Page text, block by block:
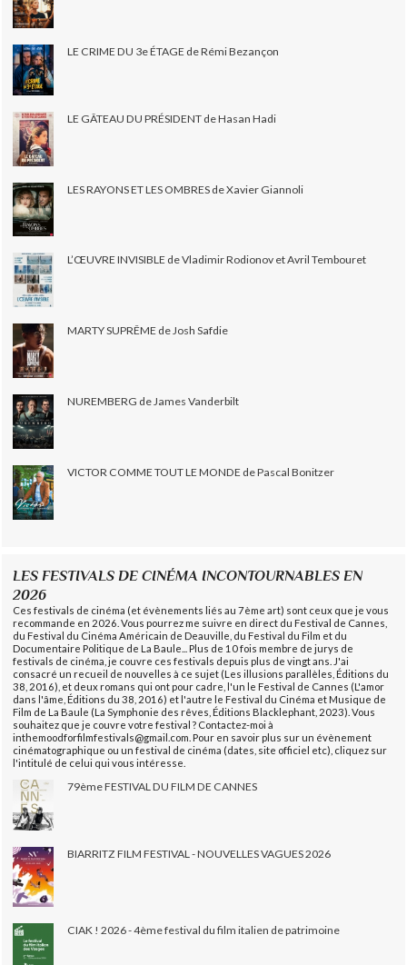
LE CRIME DU 3e ÉTAGE de Rémi Bezançon
LE GÂTEAU DU PRÉSIDENT de Hasan Hadi
LES RAYONS ET LES OMBRES de Xavier Giannoli
L’ŒUVRE INVISIBLE de Vladimir Rodionov et Avril Tembouret
MARTY SUPRÊME de Josh Safdie
NUREMBERG de James Vanderbilt
VICTOR COMME TOUT LE MONDE de Pascal Bonitzer
LES FESTIVALS DE CINÉMA INCONTOURNABLES EN
2026
Ces festivals de cinéma (et évènements liés au 7ème art) sont ceux que je vous
recommande en 2026. Vous pourrez me suivre en direct du Festival de Cannes,
du Festival du Cinéma Américain de Deauville, du Festival du Film et du
Documentaire Politique de La Baule... Plus de 10 fois membre de jurys de
festivals de cinéma, je couvre ces festivals depuis plus de vingt ans. J'ai
consacré un recueil de nouvelles à ce sujet (Les illusions parallèles, Éditions du
38, 2016), et deux romans qui ont pour cadre, l'un le Festival de Cannes (L'amor
dans l'âme, Éditions du 38, 2016) et l'autre le Festival du Cinéma et Musique de
Film de La Baule (La Symphonie des rêves, Éditions Blacklephant, 2023). Vous
souhaitez que je couvre votre festival ? Contactez-moi à
inthemoodforfilmfestivals@gmail.com. Pour en savoir plus sur un évènement
cinématographique ou un festival de cinéma (dates, site officiel etc), cliquez sur
l'intitulé de celui qui vous intéresse.
79ème FESTIVAL DU FILM DE CANNES
BIARRITZ FILM FESTIVAL - NOUVELLES VAGUES 2026
CIAK ! 2026 - 4ème festival du film italien de patrimoine